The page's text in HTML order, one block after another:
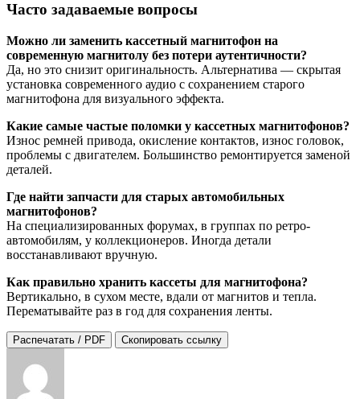
Часто задаваемые вопросы
Можно ли заменить кассетный магнитофон на
современную магнитолу без потери аутентичности?
Да, но это снизит оригинальность. Альтернатива — скрытая
установка современного аудио с сохранением старого
магнитофона для визуального эффекта.
Какие самые частые поломки у кассетных магнитофонов?
Износ ремней привода, окисление контактов, износ головок,
проблемы с двигателем. Большинство ремонтируется заменой
деталей.
Где найти запчасти для старых автомобильных
магнитофонов?
На специализированных форумах, в группах по ретро-
автомобилям, у коллекционеров. Иногда детали
восстанавливают вручную.
Как правильно хранить кассеты для магнитофона?
Вертикально, в сухом месте, вдали от магнитов и тепла.
Перематывайте раз в год для сохранения ленты.
Распечатать / PDF Скопировать ссылку